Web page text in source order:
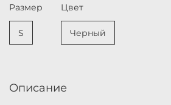
Размер
S
Цвет
Черный
Описание